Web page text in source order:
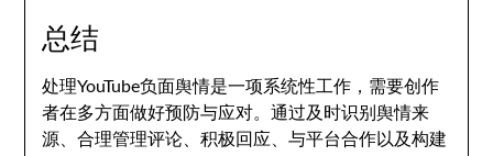
总结
处理YouTube负面舆情是一项系统性工作，需要创作
者在多方面做好预防与应对。通过及时识别舆情来
源、合理管理评论、积极回应、与平台合作以及构建